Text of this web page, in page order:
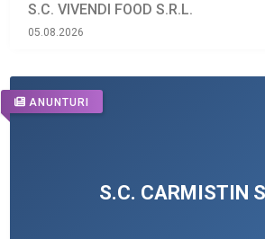
S.C. VIVENDI FOOD S.R.L.
05.08.2026
ANUNTURI